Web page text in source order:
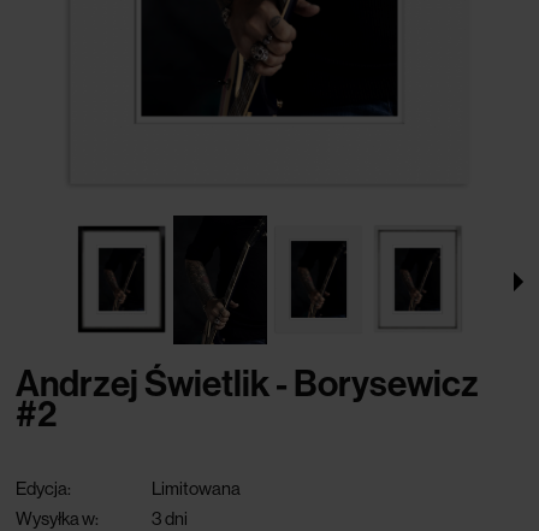
Andrzej Świetlik - Borysewicz
#2
Edycja:
Limitowana
Wysyłka w:
3 dni